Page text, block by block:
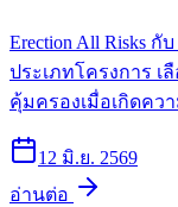
Erection All Risks กั
ประเภทโครงการ เ
คุ้มครองเมื่อเกิดคว
12 มิ.ย. 2569
อ่านต่อ